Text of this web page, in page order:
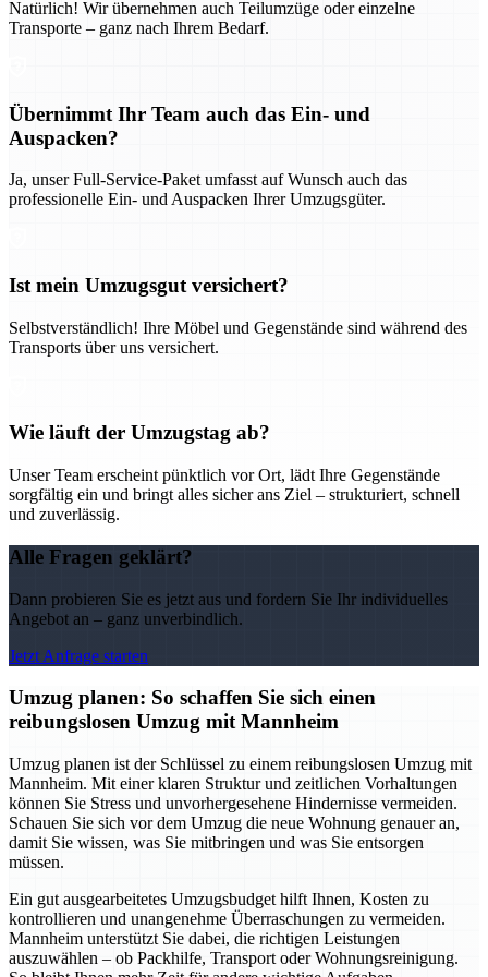
Natürlich! Wir übernehmen auch Teilumzüge oder einzelne
Transporte – ganz nach Ihrem Bedarf.
Übernimmt Ihr Team auch das Ein- und
Auspacken?
Ja, unser Full-Service-Paket umfasst auf Wunsch auch das
professionelle Ein- und Auspacken Ihrer Umzugsgüter.
Ist mein Umzugsgut versichert?
Selbstverständlich! Ihre Möbel und Gegenstände sind während des
Transports über uns versichert.
Wie läuft der Umzugstag ab?
Unser Team erscheint pünktlich vor Ort, lädt Ihre Gegenstände
sorgfältig ein und bringt alles sicher ans Ziel – strukturiert, schnell
und zuverlässig.
Alle Fragen geklärt?
Dann probieren Sie es jetzt aus und fordern Sie Ihr individuelles
Angebot an – ganz unverbindlich.
Jetzt Anfrage starten
Umzug planen: So schaffen Sie sich einen
reibungslosen Umzug mit Mannheim
Umzug planen ist der Schlüssel zu einem reibungslosen Umzug mit
Mannheim. Mit einer klaren Struktur und zeitlichen Vorhaltungen
können Sie Stress und unvorhergesehene Hindernisse vermeiden.
Schauen Sie sich vor dem Umzug die neue Wohnung genauer an,
damit Sie wissen, was Sie mitbringen und was Sie entsorgen
müssen.
Ein gut ausgearbeitetes Umzugsbudget hilft Ihnen, Kosten zu
kontrollieren und unangenehme Überraschungen zu vermeiden.
Mannheim unterstützt Sie dabei, die richtigen Leistungen
auszuwählen – ob Packhilfe, Transport oder Wohnungsreinigung.